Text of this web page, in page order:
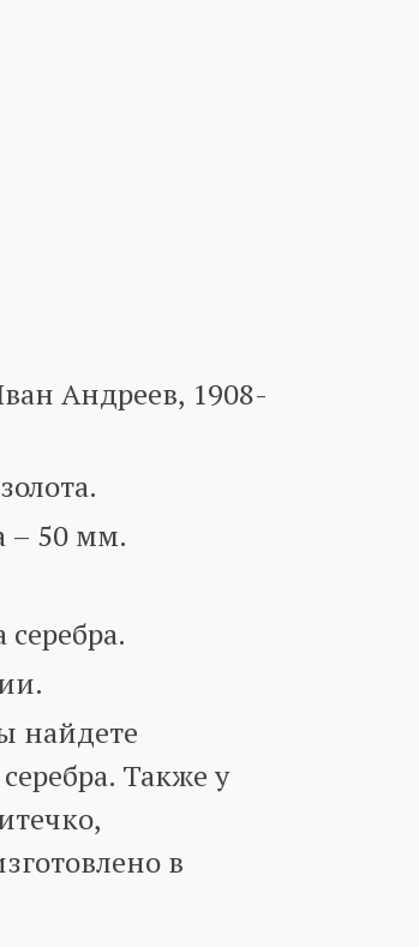
Андреев, 1908-
– 50 мм.
найдете
Также у
в